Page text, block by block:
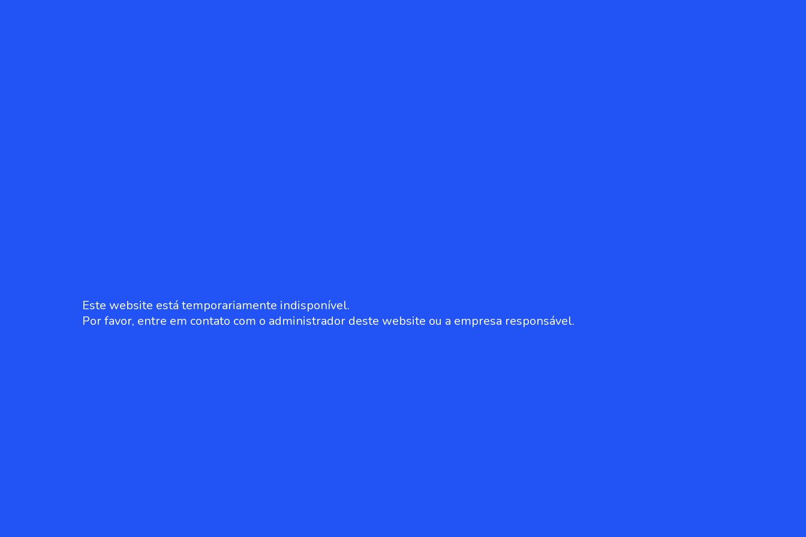
Este website está temporariamente indisponível.
Por favor, entre em contato com o administrador deste website ou a empresa responsável.